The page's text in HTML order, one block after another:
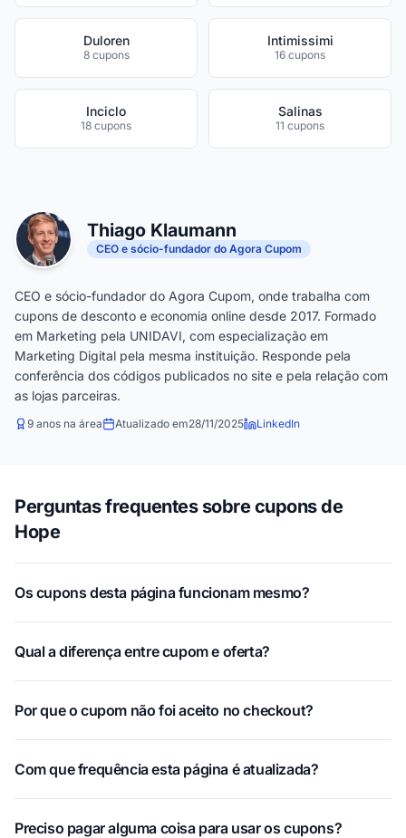
Duloren
8 cupons
Intimissimi
16 cupons
Inciclo
18 cupons
Salinas
11 cupons
Thiago Klaumann
CEO e sócio-fundador do Agora Cupom
CEO e sócio-fundador do Agora Cupom, onde trabalha com
cupons de desconto e economia online desde 2017. Formado
em Marketing pela UNIDAVI, com especialização em
Marketing Digital pela mesma instituição. Responde pela
conferência dos códigos publicados no site e pela relação com
as lojas parceiras.
9 anos na área Atualizado em28/11/2025 LinkedIn
Perguntas frequentes sobre cupons de
Hope
Os cupons desta página funcionam mesmo?
Qual a diferença entre cupom e oferta?
Por que o cupom não foi aceito no checkout?
Com que frequência esta página é atualizada?
Preciso pagar alguma coisa para usar os cupons?